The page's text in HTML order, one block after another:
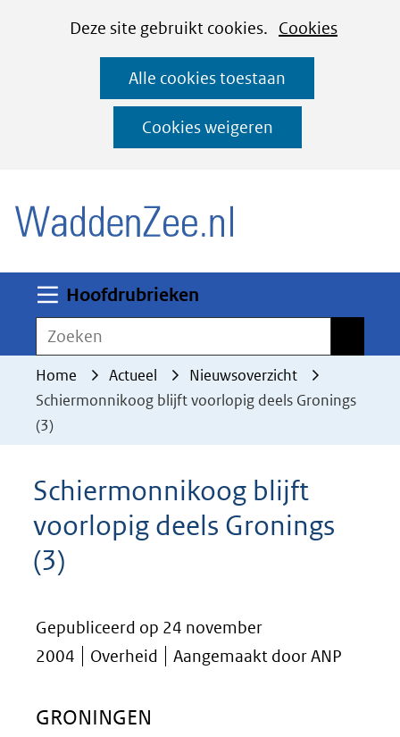
CookiesDeze site gebruikt cookies. Cookies
deze
worden
toegestaan
geweigerd.
Alle cookies toestaan
Cookies weigeren
Ga
naar
de
inhoud
Hoofdrubrieken
Zoeken
Home Actueel
Nieuwsoverzicht
Schiermonnikoog blijft voorlopig deels Gronings
(3)
Schiermonnikoog blijft
voorlopig deels Gronings
(3)
Gepubliceerd op 24 november
2004
Overheid Aangemaakt door ANP
GRONINGEN